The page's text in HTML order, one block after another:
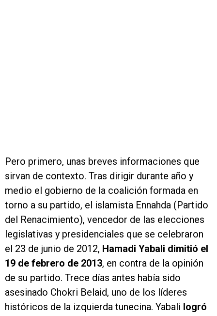
Pero primero, unas breves informaciones que
sirvan de contexto. Tras dirigir durante año y
medio el gobierno de la coalición formada en
torno a su partido, el islamista Ennahda (Partido
del Renacimiento), vencedor de las elecciones
legislativas y presidenciales que se celebraron
el 23 de junio de 2012, Hamadi Yabali dimitió el
19 de febrero de 2013, en contra de la opinión
de su partido. Trece días antes había sido
asesinado Chokri Belaid, uno de los líderes
históricos de la izquierda tunecina. Yabali logró